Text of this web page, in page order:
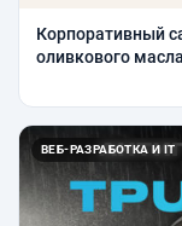
Корпоративный
оливкового
ВЕБ-РАЗРАБОТКА И IT